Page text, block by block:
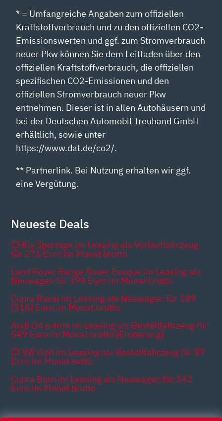
* = Umfangreiche Angaben zum offiziellen
Kraftstoffverbrauch und zu den offiziellen CO2-
Emissionswerten und ggf. zum Stromverbrauch
neuer Pkw können Sie dem Leitfaden über den
offiziellen Kraftstoffverbrauch, die offiziellen
spezifischen CO2-Emissionen und den
offiziellen Stromverbrauch neuer Pkw
entnehmen. Dieser ist in allen Autohäusern und
bei der Deutschen Automobil Treuhand GmbH
erhältlich, sowie unter
https://www.dat.de/co2/.
** Partnerlink. Bei Nutzung erhalten wir ggf.
eine Vergütung.
Neueste Deals
💥 Kia Sportage im Leasing als Vorlauffahrzeug
für 271 Euro im Monat brutto
Land Rover Range Rover Evoque im Leasing als
Neuwagen für 399 Euro im Monat brutto
Cupra Raval im Leasing als Neuwagen für 149
[316] Euro im Monat brutto
Audi Q4 e-tron im Leasing als Bestellfahrzeug für
549 Euro im Monat brutto [Eroberung]
💥 VW Golf im Leasing als Bestellfahrzeug für 87
Euro im Monat netto
Cupra Born im Leasing als Neuwagen für 342
Euro im Monat brutto